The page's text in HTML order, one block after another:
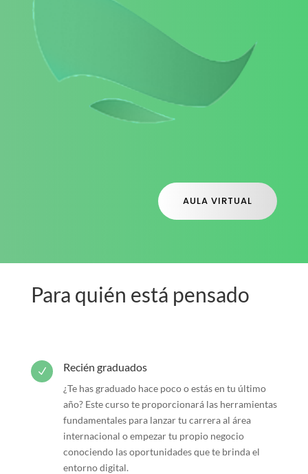
AULA VIRTUAL
Para quién está pensado
N Recién graduados
¿Te has graduado hace poco o estás en tu último
año? Este curso te proporcionará las herramientas
fundamentales para lanzar tu carrera al área
internacional o empezar tu propio negocio
conociendo las oportunidades que te brinda el
entorno digital.